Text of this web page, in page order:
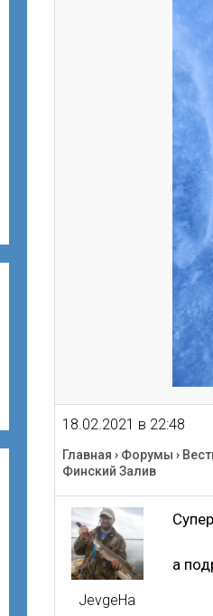
18.02.2021 в 22:48
Главная › Форумы ›
Финский Залив
JevgeHa
а